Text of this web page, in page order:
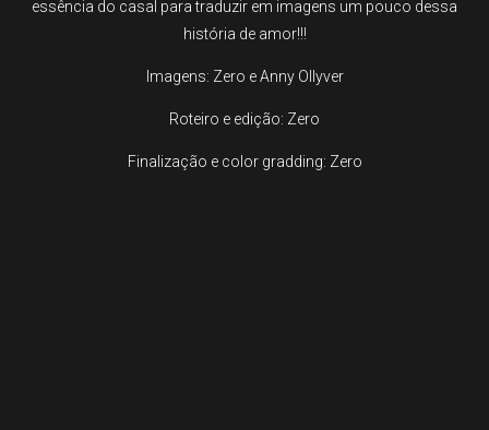
essência do casal para traduzir em imagens um pouco dessa
história de amor!!!
Imagens: Zero e Anny Ollyver
Roteiro e edição: Zero
Finalização e color gradding: Zero